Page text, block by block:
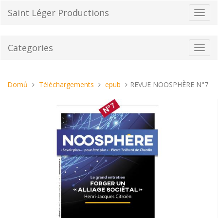
Saint Léger Productions
Categories
Nacházíte
Domů Téléchargements epub REVUE NOOSPHÈRE N°7